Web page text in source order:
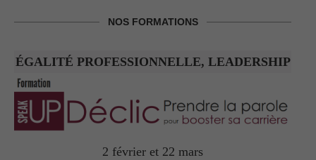
NOS FORMATIONS
ÉGALITÉ PROFESSIONNELLE, LEADERSHIP
2 février et 22 mars